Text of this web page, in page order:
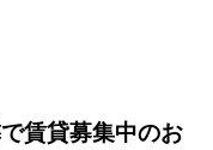
賃貸募集中のお